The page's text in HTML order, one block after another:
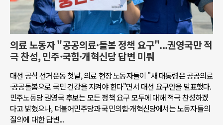
의료 노동자 "공공의료·돌봄 정책 요구"...권영국만 적
극 찬성, 민주·국힘·개혁신당 답변 미뤄
대선 공식 선거운동 첫날, 의료 현장 노동자들이 "새 대통령은 공공의료
·공공돌봄으로 국민 건강을 지켜야 한다"면서 대선 요구안을 발표했다.
민주노동당 권영국 후보는 모든 정책 요구 모두에 대해 적극 찬성하겠
다고 밝혔으나, 더불어민주당과 국민의힘·개혁신당에서는 노동자들의
질의에 대한 답변...